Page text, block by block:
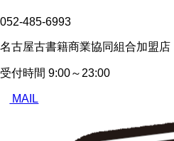
052-485-6993
名古屋古書籍商業協同組合加盟店
受付時間 9:00～23:00
MAIL